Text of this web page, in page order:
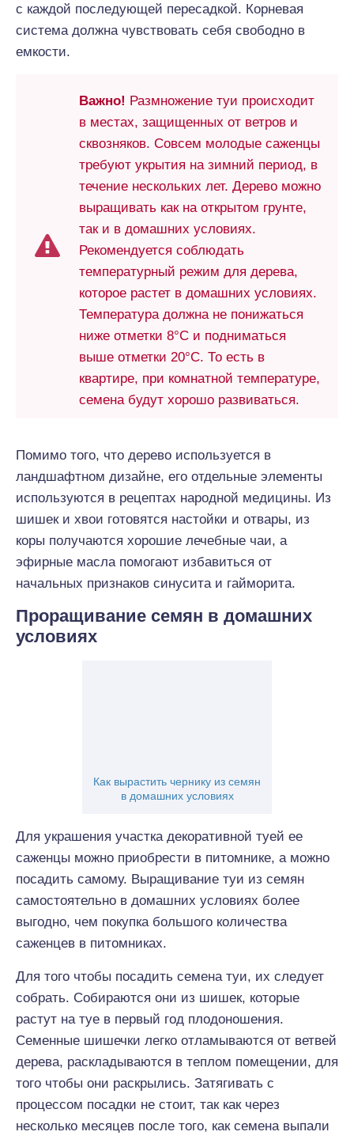
с каждой последующей пересадкой. Корневая
система должна чувствовать себя свободно в
емкости.
Важно! Размножение туи происходит
в местах, защищенных от ветров и
сквозняков. Совсем молодые саженцы
требуют укрытия на зимний период, в
течение нескольких лет. Дерево можно
выращивать как на открытом грунте,
так и в домашних условиях.
Рекомендуется соблюдать
температурный режим для дерева,
которое растет в домашних условиях.
Температура должна не понижаться
ниже отметки 8°С и подниматься
выше отметки 20°С. То есть в
квартире, при комнатной температуре,
семена будут хорошо развиваться.
Помимо того, что дерево используется в
ландшафтном дизайне, его отдельные элементы
используются в рецептах народной медицины. Из
шишек и хвои готовятся настойки и отвары, из
коры получаются хорошие лечебные чаи, а
эфирные масла помогают избавиться от
начальных признаков синусита и гайморита.
Проращивание семян в домашних
условиях
Как вырастить чернику из семян
в домашних условиях
Для украшения участка декоративной туей ее
саженцы можно приобрести в питомнике, а можно
посадить самому. Выращивание туи из семян
самостоятельно в домашних условиях более
выгодно, чем покупка большого количества
саженцев в питомниках.
Для того чтобы посадить семена туи, их следует
собрать. Собираются они из шишек, которые
растут на туе в первый год плодоношения.
Семенные шишечки легко отламываются от ветвей
дерева, раскладываются в теплом помещении, для
того чтобы они раскрылись. Затягивать с
процессом посадки не стоит, так как через
несколько месяцев после того, как семена выпали